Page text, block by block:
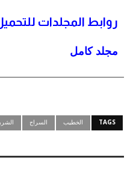
روابط المجلدات
مجلد كامل
TAGS الخطيب السراج